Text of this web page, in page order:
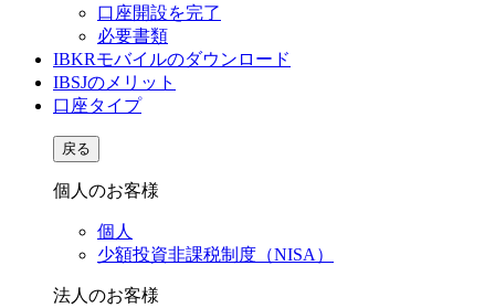
口座開設を完了
必要書類
IBKRモバイルのダウンロード
IBSJのメリット
口座タイプ
戻る
個人のお客様
個人
少額投資非課税制度（NISA）
法人のお客様